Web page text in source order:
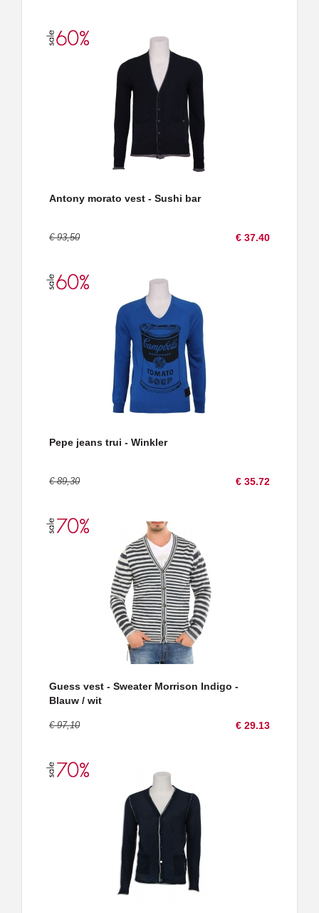
Antony morato vest - Sushi bar
€ 93,50 € 37.40
Pepe jeans trui - Winkler
€ 89,30 € 35.72
Guess vest - Sweater Morrison Indigo -
Blauw / wit
€ 97,10 € 29.13